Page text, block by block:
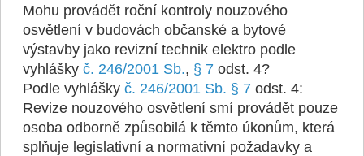
Mohu provádět roční kontroly nouzového
osvětlení v budovách občanské a bytové
výstavby jako revizní technik elektro podle
vyhlášky č. 246/2001 Sb., § 7odst. 4?
Podle vyhlášky č. 246/2001 Sb. § 7odst. 4:
Revize nouzového osvětlení smí provádět pouze
osoba odborně způsobilá k těmto úkonům, která
splňuje legislativní a normativní požadavky a